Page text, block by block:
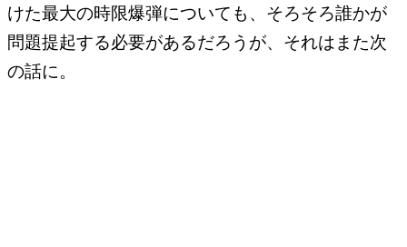
けた最大の時限爆弾についても、そろそろ誰かが
問題提起する必要があるだろうが、それはまた次
の話に。